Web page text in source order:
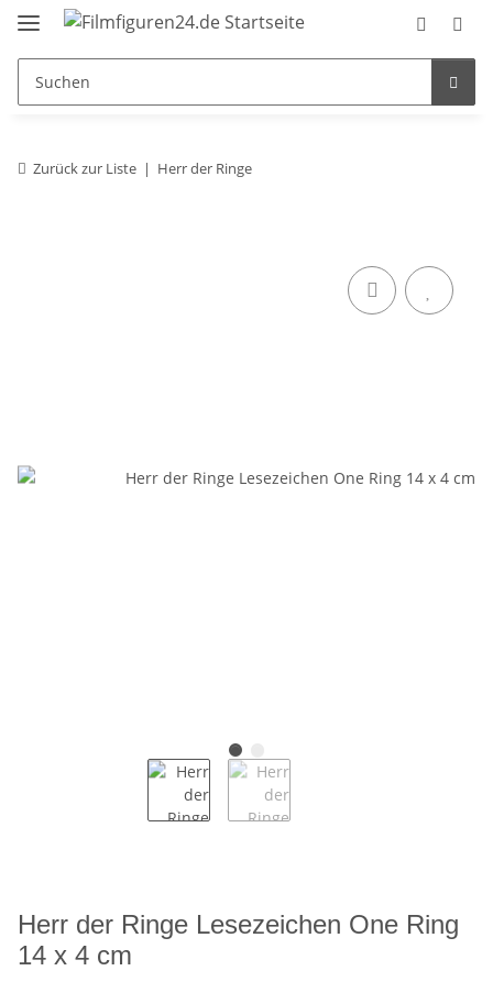
Zurück zur Liste Herr der Ringe
Herr der Ringe Lesezeichen One Ring
14 x 4 cm